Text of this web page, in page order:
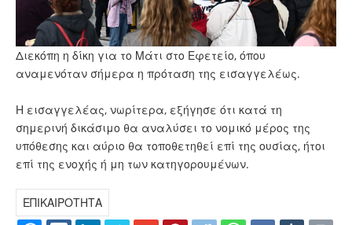
Διεκόπη η δίκη για το Μάτι στο Εφετείο, όπου
αναμενόταν σήμερα η πρόταση της εισαγγελέως.
Η εισαγγελέας, νωρίτερα, εξήγησε ότι κατά τη
σημερινή δικάσιμο θα αναλύσει το νομικό μέρος της
υπόθεσης και αύριο θα τοποθετηθεί επί της ουσίας, ήτοι
επί της ενοχής ή μη των κατηγορουμένων.
ΕΠΙΚΑΙΡΟΤΗΤΑ